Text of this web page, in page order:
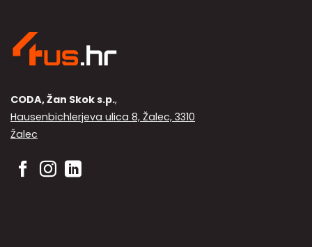
CODA, Žan Skok s.p.,
Hausenbichlerjeva ulica 8, Žalec, 3310
Žalec